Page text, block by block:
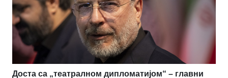
Доста са „театралном дипломатијом“ – главни